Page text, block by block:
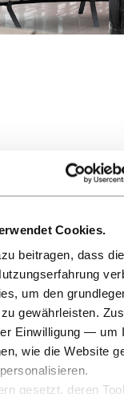
Cookies.
beitragen, dass
um den
gewährleisten.
Einwilligung — um
wie die Website
gesetzt, deren
CIRCAL
in der Möbelindustrie
Deshalb haben
Emissionen -
neuen Serie Ascent